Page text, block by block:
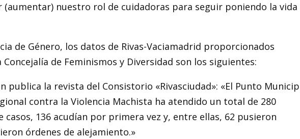
(aumentar) nuestro rol de cuidadoras para seguir poniendo la vida
de Género, los datos de Rivas-Vaciamadrid proporcionados
de Feminismos y Diversidad son los siguientes:
publica la revista del Consistorio «Rivasciudad»: «El Punto
contra la Violencia Machista ha atendido un total de 280
casos, 136 acudían por primera vez y, entre ellas, 62 pusieron
órdenes de alejamiento.»